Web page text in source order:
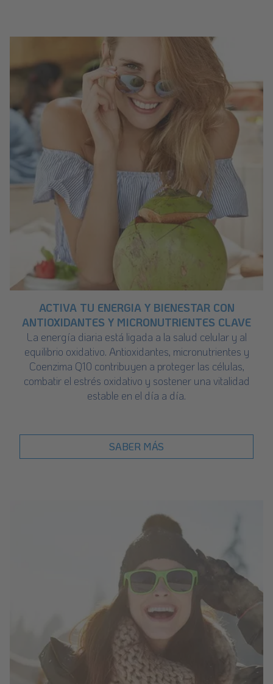
ACTIVA TU ENERGIA Y BIENESTAR CON
ANTIOXIDANTES Y MICRONUTRIENTES CLAVE
La energía diaria está ligada a la salud celular y al
equilibrio oxidativo. Antioxidantes, micronutrientes y
Coenzima Q10 contribuyen a proteger las células,
combatir el estrés oxidativo y sostener una vitalidad
estable en el día a día.
SABER MÁS